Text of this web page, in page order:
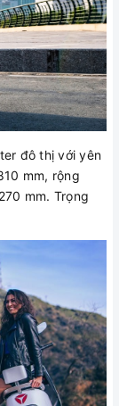
đô thị với yên
mm, rộng
mm. Trọng